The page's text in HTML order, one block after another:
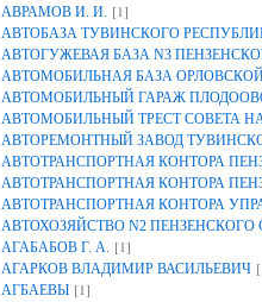
АВРАМОВ И. И. [1]
АВТОБАЗА ТУВИНСКОГО
АВТОГУЖЕВАЯ БАЗА N3
АВТОМОБИЛЬНАЯ БАЗА
АВТОМОБИЛЬНЫЙ ГАРАЖ
АВТОМОБИЛЬНЫЙ ТРЕСТ СОВЕТА
АВТОРЕМОНТНЫЙ ЗАВОД
АВТОТРАНСПОРТНАЯ КОНТОРА
АВТОТРАНСПОРТНАЯ КОНТОРА
АВТОТРАНСПОРТНАЯ КОНТОРА
АВТОХОЗЯЙСТВО N2 ПЕНЗЕНСКОГО
АГАБАБОВ Г. А. [1]
АГАРКОВ ВЛАДИМИР ВАСИЛЬЕВИЧ
АГБАЕВЫ [1]